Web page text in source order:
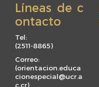
Líneas de c
ontacto
Tel:
(2511-8865)
Correo:
(orientacion.educa
cionespecial@ucr.a
c.cr)